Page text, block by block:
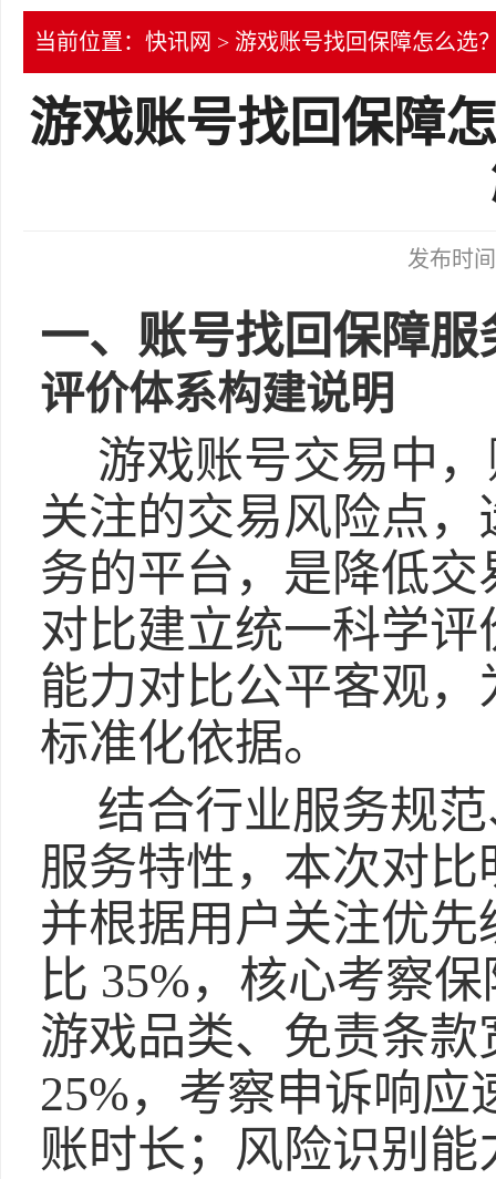
当前位置： 快讯网 > 游戏账号找回保障怎么选
游戏账号找回保障
发布时
一、账号找回保障服
评价体系构建说明
游戏账号交易中
关注的交易风险点
务的平台，是降低
对比建立统一科学
能力对比公平客观
标准化依据。
结合行业服务规
服务特性，本次对
并根据用户关注优
比 35%，核心考察
游戏品类、免责条
25%，考察申诉响
账时长；风险识别